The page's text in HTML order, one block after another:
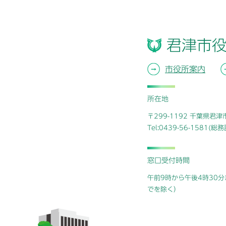
君津市
市役所案内
所在地
〒299-1192 千葉県君津
Tel:0439-56-1581(総務
窓口受付時間
午前9時から午後4時30
でを除く）